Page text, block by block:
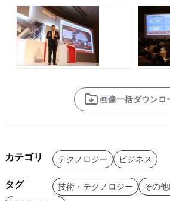
画像一括ダウンロ
カテゴリ テクノロジー ビジネス
タグ 技術・テクノロジー
その